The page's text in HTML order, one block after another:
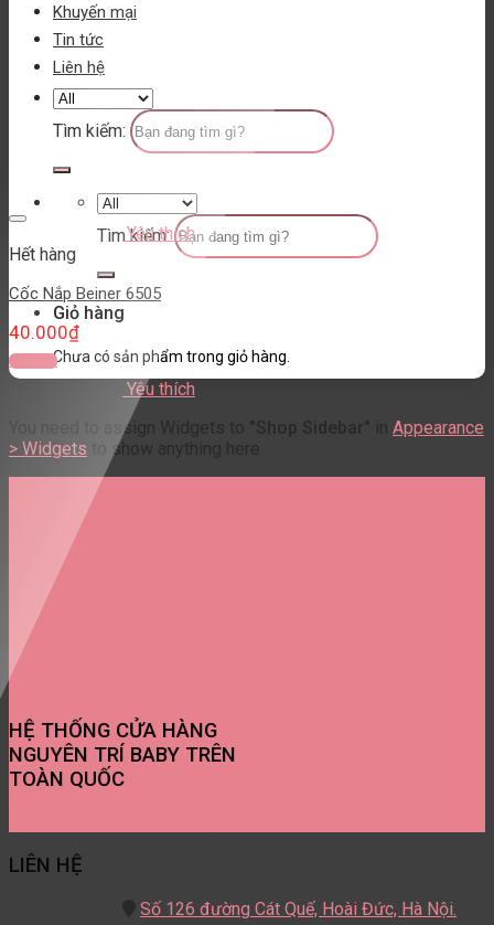
Khuyến mại
Tin tức
Liên hệ
Tìm kiếm:
Tìm kiếm:
Giỏ hàng
Chưa có sản phẩm trong giỏ hàng.
Yêu thích
Hết hàng
Cốc Nắp Beiner 6505
40.000₫
Đọc tiếp
Yêu thích
You need to assign Widgets to
"Shop Sidebar"
Appearance
> Widgets to show anything here
HỆ THỐNG CỬA HÀNG
NGUYÊN TRÍ BABY TRÊN
TOÀN QUỐC
LIÊN HỆ
Số 126 đường Cát Quế, Hoài Đức, Hà Nội.